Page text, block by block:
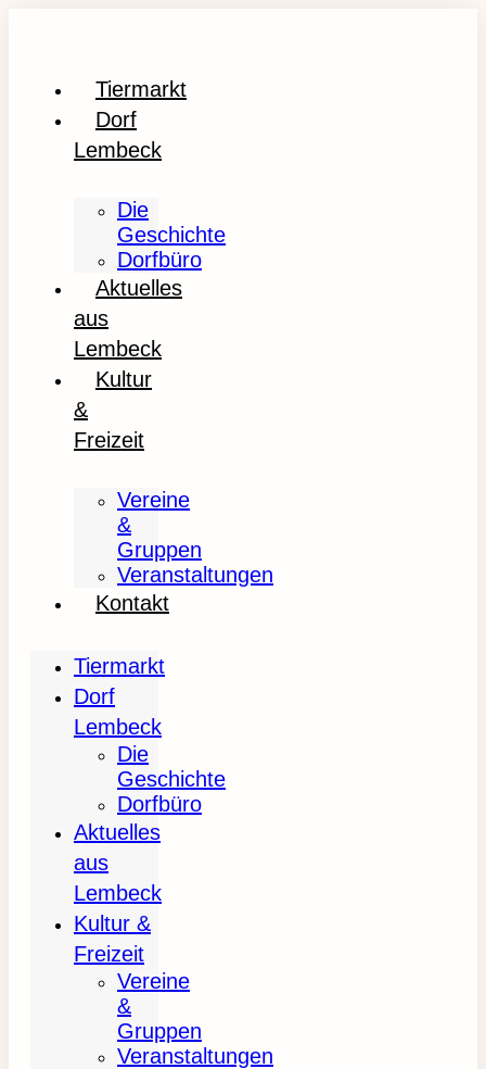
Tiermarkt
Dorf
Lembeck
Die
Geschichte
Dorfbüro
Aktuelles
aus
Lembeck
Kultur
&
Freizeit
Vereine
&
Gruppen
Veranstaltungen
Kontakt
Tiermarkt
Dorf
Lembeck
Die
Geschichte
Dorfbüro
Aktuelles
aus
Lembeck
Kultur &
Freizeit
Vereine
&
Gruppen
Veranstaltungen